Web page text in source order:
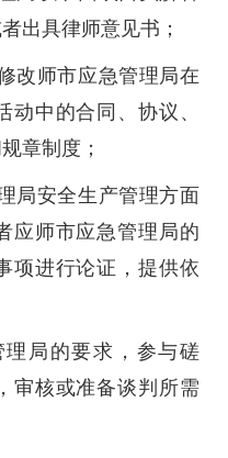
出具律师意见书；
改师市应急管理局在
中的合同、协议、
章制度；
局安全生产管理方面
应师市应急管理局的
项进行论证，提供依
理局的要求，参与磋
审核或准备谈判所需